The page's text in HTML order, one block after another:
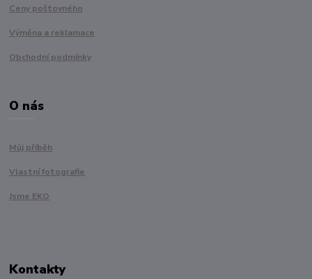
Ceny poštovného
Výměna a reklamace
Obchodní podmínky
O nás
Můj příběh
Vlastní fotografie
Jsme EKO
Kontakty